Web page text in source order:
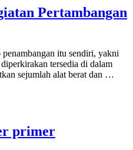
Pertambangan
penambangan itu sendiri, yakni
tersedia di dalam
sejumlah alat berat dan …
primer